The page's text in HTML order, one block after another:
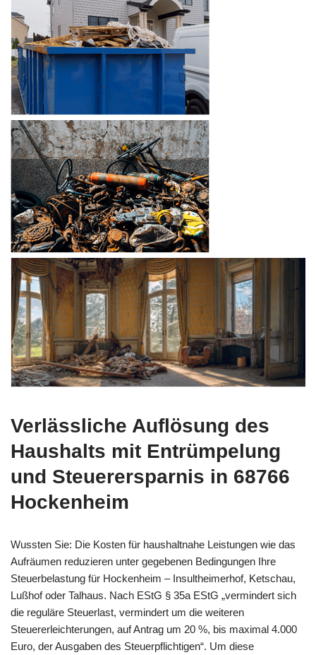
Verlässliche Auflösung des
Haushalts mit Entrümpelung
und Steuerersparnis in 68766
Hockenheim
Wussten Sie: Die Kosten für haushaltnahe Leistungen wie das
Aufräumen reduzieren unter gegebenen Bedingungen Ihre
Steuerbelastung für Hockenheim – Insultheimerhof, Ketschau,
Lußhof oder Talhaus. Nach EStG § 35a EStG „vermindert sich
die reguläre Steuerlast, vermindert um die weiteren
Steuererleichterungen, auf Antrag um 20 %, bis maximal 4.000
Euro, der Ausgaben des Steuerpflichtigen“. Um diese